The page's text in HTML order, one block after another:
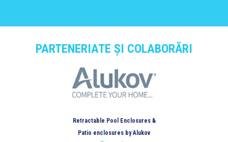
PARTENERIATE ȘI COLABORĂRI
Retractable Pool Enclosures &
Patio enclosures by Alukov